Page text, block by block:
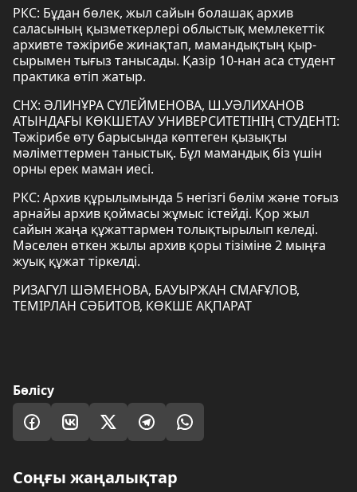
РКС: Бұдан бөлек, жыл сайын болашақ архив
саласының қызметкерлері облыстық мемлекеттік
архивте тәжірибе жинақтап, мамандықтың қыр-
сырымен тығыз танысады. Қазір 10-нан аса студент
практика өтіп жатыр.
СНХ: ӘЛИНҰРА СҮЛЕЙМЕНОВА, Ш.УӘЛИХАНОВ
АТЫНДАҒЫ КӨКШЕТАУ УНИВЕРСИТЕТІНІҢ СТУДЕНТІ:
Тәжірибе өту барысында көптеген қызықты
мәліметтермен таныстық. Бұл мамандық біз үшін
орны ерек маман иесі.
РКС: Архив құрылымында 5 негізгі бөлім және тоғыз
арнайы архив қоймасы жұмыс істейді. Қор жыл
сайын жаңа құжаттармен толықтырылып келеді.
Мәселен өткен жылы архив қоры тізіміне 2 мыңға
жуық құжат тіркелді.
РИЗАГҮЛ ШӘМЕНОВА, БАУЫРЖАН СМАҒҰЛОВ,
ТЕМІРЛАН СӘБИТОВ, КӨКШЕ АҚПАРАТ
Бөлісу
Соңғы жаңалықтар